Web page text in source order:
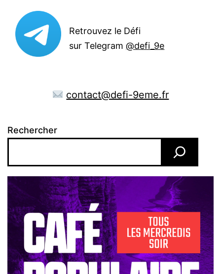
Retrouvez le Défi
sur Telegram@defi_9e
contact@defi-9eme.fr
Rechercher